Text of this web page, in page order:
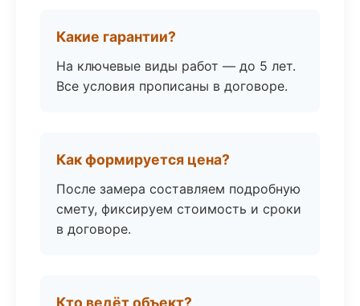
Какие гарантии?
На ключевые виды работ — до 5 лет.
Все условия прописаны в договоре.
Как формируется цена?
После замера составляем подробную
смету, фиксируем стоимость и сроки
в договоре.
Кто ведёт объект?